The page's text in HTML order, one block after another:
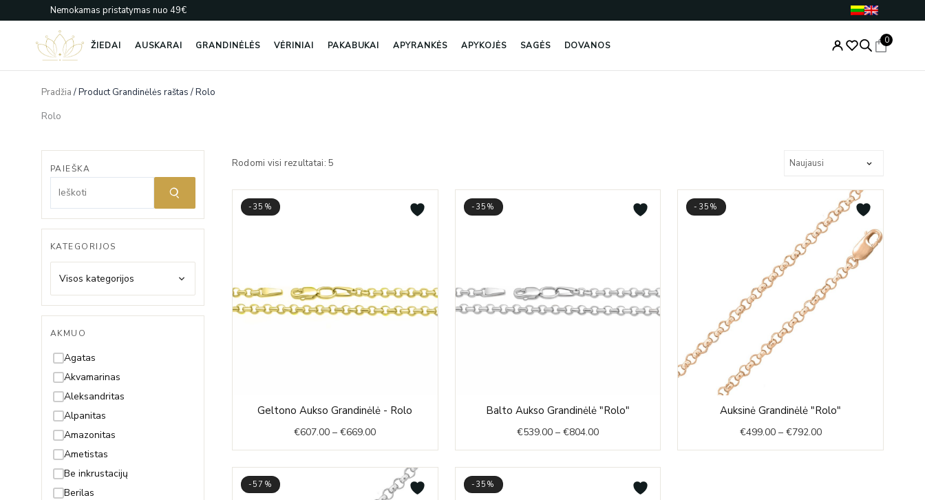
prie
Nemokamas pristatymas nuo 49€
ŽIEDAI AUSKARAI GRANDINĖLĖS VĖRINIAI PAKABUKAI APYRANKĖS APYKOJĖS SAGĖS DOVANOS 0
Pradžia/ Product Grandinėlės raštas / Rolo
Rolo
PAIEŠKA
KATEGORIJOS
Visos kategorijos
AKMUO
Agatas
Akvamarinas
Aleksandritas
Alpanitas
Amazonitas
Ametistas
Be inkrustacijų
Berilas
Rodomi visi rezultatai: 5
-35%
Geltono Aukso Grandinėlė - Rolo
€607.00 – €669.00
range:
€607.00
through
€669.00
-35%
Balto Aukso Grandinėlė "Rolo"
€539.00 – €804.00
range:
€539.00
through
€804.00
-35%
Auksinė Grandinėlė "Rolo"
€499.00 – €792.00
range:
€499.00
through
-57% -35%